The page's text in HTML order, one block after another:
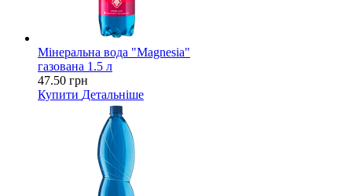
Мінеральна вода "Magnesia"
газована 1.5 л
47.50 грн
Купити Детальніше